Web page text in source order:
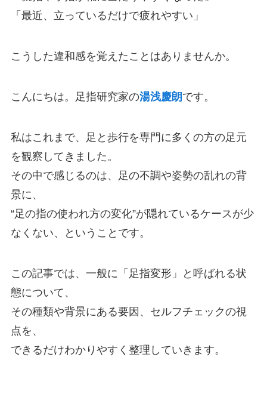
「最近、立っているだけで疲れやすい」
こうした違和感を覚えたことはありませんか。
こんにちは。足指研究家の湯浅慶朗 です。
私はこれまで、足と歩行を専門に多くの方の足元
を観察してきました。
その中で感じるのは、足の不調や姿勢の乱れの背
景に、
“足の指の使われ方の変化”が隠れているケースが少
なくない、ということです。
この記事では、一般に「足指変形」と呼ばれる状
態について、
その種類や背景にある要因、セルフチェックの視
点を、
できるだけわかりやすく整理していきます。